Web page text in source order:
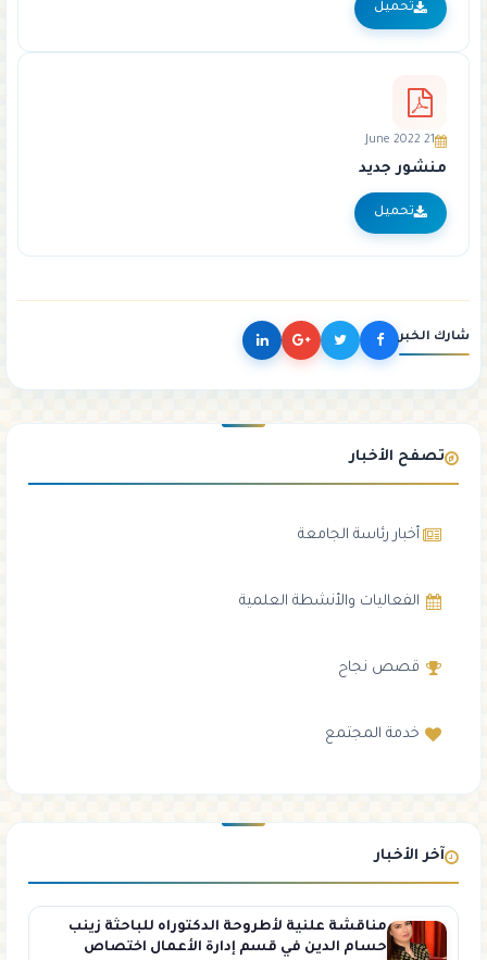
تحميل
21 June 2022
منشور جديد
تحميل
شارك الخبر
تصفح الأخبار
أخبار رئاسة الجامعة
الفعاليات والأنشطة العلمية
قصص نجاح
خدمة المجتمع
آخر الأخبار
مناقشة علنية لأطروحة الدكتوراه للباحثة زينب
حسام الدين في قسم إدارة الأعمال اختصاص